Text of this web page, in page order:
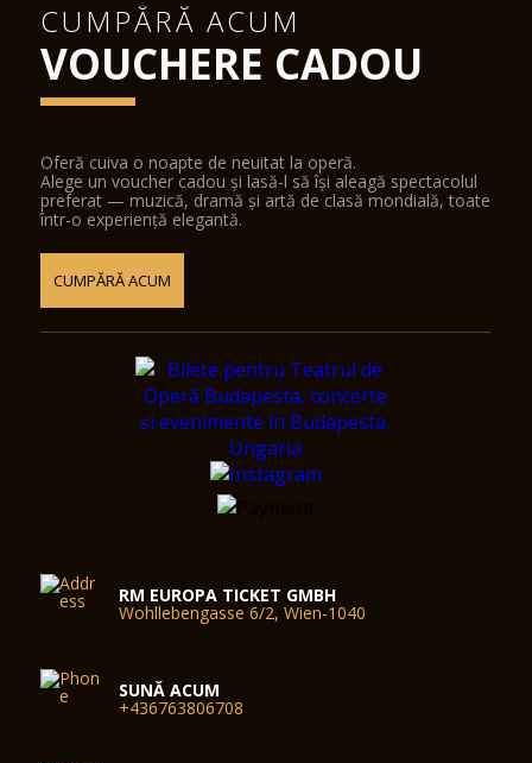
CUMPĂRĂ ACUM
VOUCHERE CADOU
Oferă cuiva o noapte de neuitat la operă.
Alege un voucher cadou și lasă-l să își aleagă spectacolul
preferat — muzică, dramă și artă de clasă mondială, toate
într-o experiență elegantă.
CUMPĂRĂ ACUM
RM EUROPA TICKET GMBH
Wohllebengasse 6/2, Wien-1040
SUNĂ ACUM
+436763806708